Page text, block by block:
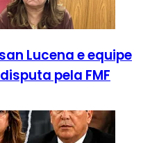
Lucena e equipe
pela FMF